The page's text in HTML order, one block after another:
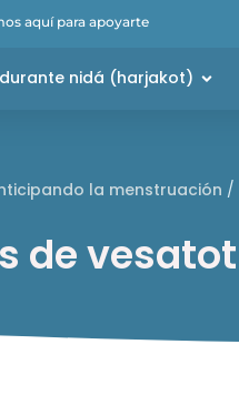
aquí para apoyarte
nidá (harjakot)
la menstruación /
de vesatot